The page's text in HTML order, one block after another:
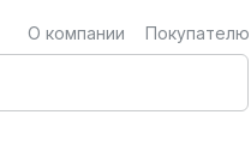
О компании Покупателю